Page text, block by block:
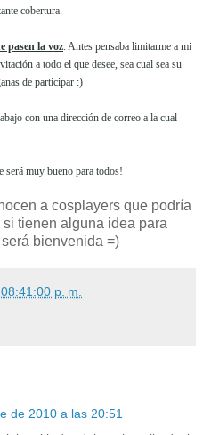
cobertura.
pasen la voz . Antes pensaba limitarme a mi
a todo el que desee, sea cual sea su
de participar :)
con una dirección de correo a la cual
será muy bueno para todos!
a cosplayers que podría
tienen alguna idea para
bienvenida =)
p. m.
de 2010 a las 20:51